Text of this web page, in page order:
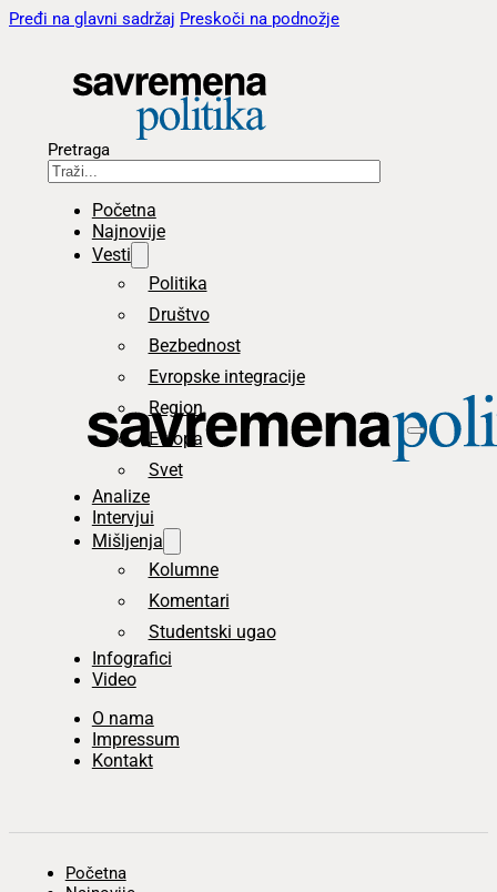
Pređi na glavni sadržaj Preskoči na podnožje
Pretraga
Početna
Najnovije
Vesti
Politika
Društvo
Bezbednost
Evropske integracije
Region
Evropa
Svet
Analize
Intervjui
Mišljenja
Kolumne
Komentari
Studentski ugao
Infografici
Video
O nama
Impressum
Kontakt
Početna